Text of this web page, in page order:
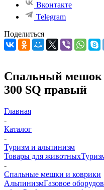
Вконтакте
Telegram
Поделиться
Спальный мешок
300 SQ правый
Главная
-
Каталог
-
Туризм и альпинизм
Товары для животных
-
Спальные мешки и коврики
АльпинизмГазовое